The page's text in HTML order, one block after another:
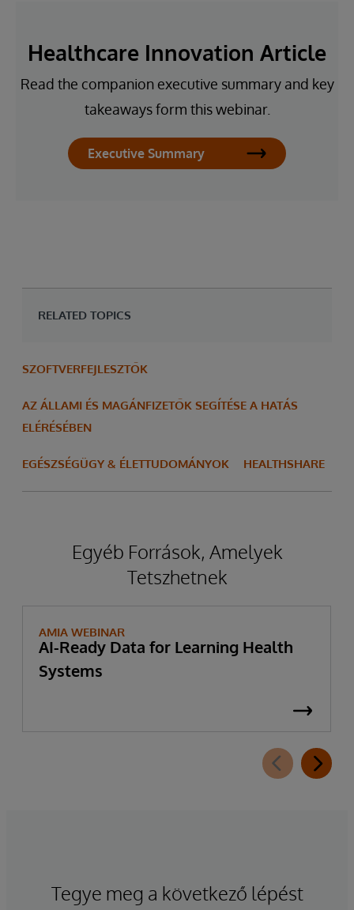
Healthcare Innovation Article
Read the companion executive summary and key
takeaways form this webinar.
Executive Summary
RELATED TOPICS
SZOFTVERFEJLESZTŐK
AZ ÁLLAMI ÉS MAGÁNFIZETŐK SEGÍTÉSE A HATÁS
ELÉRÉSÉBEN
EGÉSZSÉGÜGY & ÉLETTUDOMÁNYOK HEALTHSHARE
Egyéb Források, Amelyek
Tetszhetnek
AMIA WEBINAR
AI-Ready Data for Learning Health
Systems
Tegye meg a következő lépést